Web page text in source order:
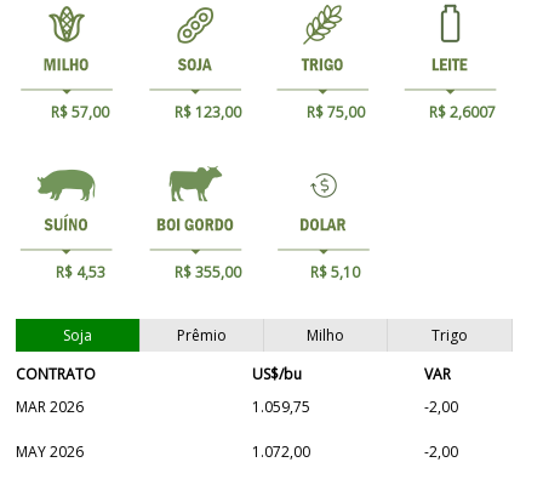
R$ 57,00 R$ 123,00 R$ 75,00 R$ 2,6007
R$ 4,53 R$ 355,00 R$ 5,10
Soja Prêmio Milho
Trigo
CONTRATO
US$/bu
VAR
MAR 2026
1.059,75 -2,00
MAY 2026 1.072,00 -2,00